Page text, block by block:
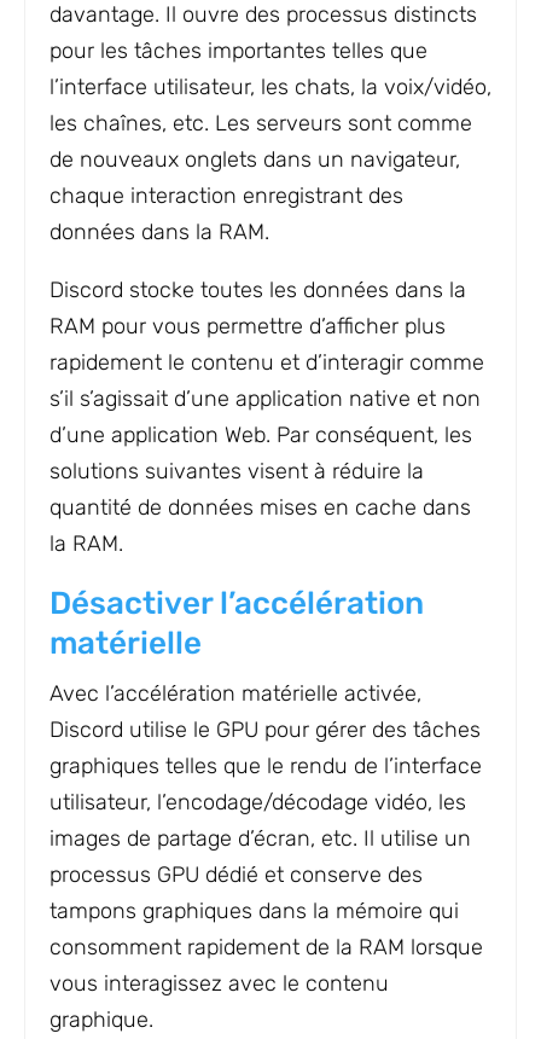
davantage. Il ouvre des processus distincts
pour les tâches importantes telles que
l’interface utilisateur, les chats, la voix/vidéo,
les chaînes, etc. Les serveurs sont comme
de nouveaux onglets dans un navigateur,
chaque interaction enregistrant des
données dans la RAM.
Discord stocke toutes les données dans la
RAM pour vous permettre d’afficher plus
rapidement le contenu et d’interagir comme
s’il s’agissait d’une application native et non
d’une application Web. Par conséquent, les
solutions suivantes visent à réduire la
quantité de données mises en cache dans
la RAM.
Désactiver l’accélération
matérielle
Avec l’accélération matérielle activée,
Discord utilise le GPU pour gérer des tâches
graphiques telles que le rendu de l’interface
utilisateur, l’encodage/décodage vidéo, les
images de partage d’écran, etc. Il utilise un
processus GPU dédié et conserve des
tampons graphiques dans la mémoire qui
consomment rapidement de la RAM lorsque
vous interagissez avec le contenu
graphique.